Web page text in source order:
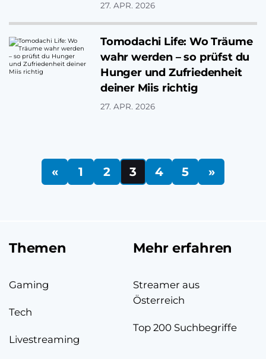
27. APR. 2026
Tomodachi Life: Wo Träume
wahr werden – so prüfst du
Hunger und Zufriedenheit
deiner Miis richtig
27. APR. 2026
« 1 2 3 4 5 »
Themen
Gaming
Tech
Livestreaming
Mehr erfahren
Streamer aus
Österreich
Top 200 Suchbegriffe